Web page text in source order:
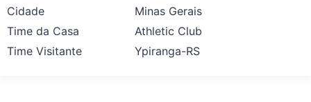
Cidade
Minas Gerais
Time da Casa
Athletic Club
Time Visitante
Ypiranga-RS